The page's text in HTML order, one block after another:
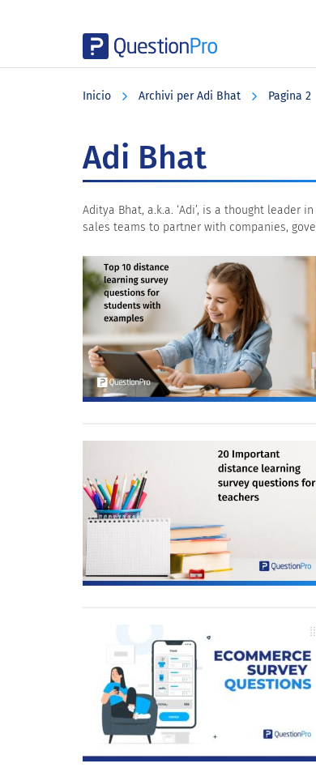
Inicio Archivi per Adi Bhat Pagina 2
Adi Bhat
Aditya Bhat, a.k.a. ‘Adi’, is a thought leader
sales teams to partner with companies,